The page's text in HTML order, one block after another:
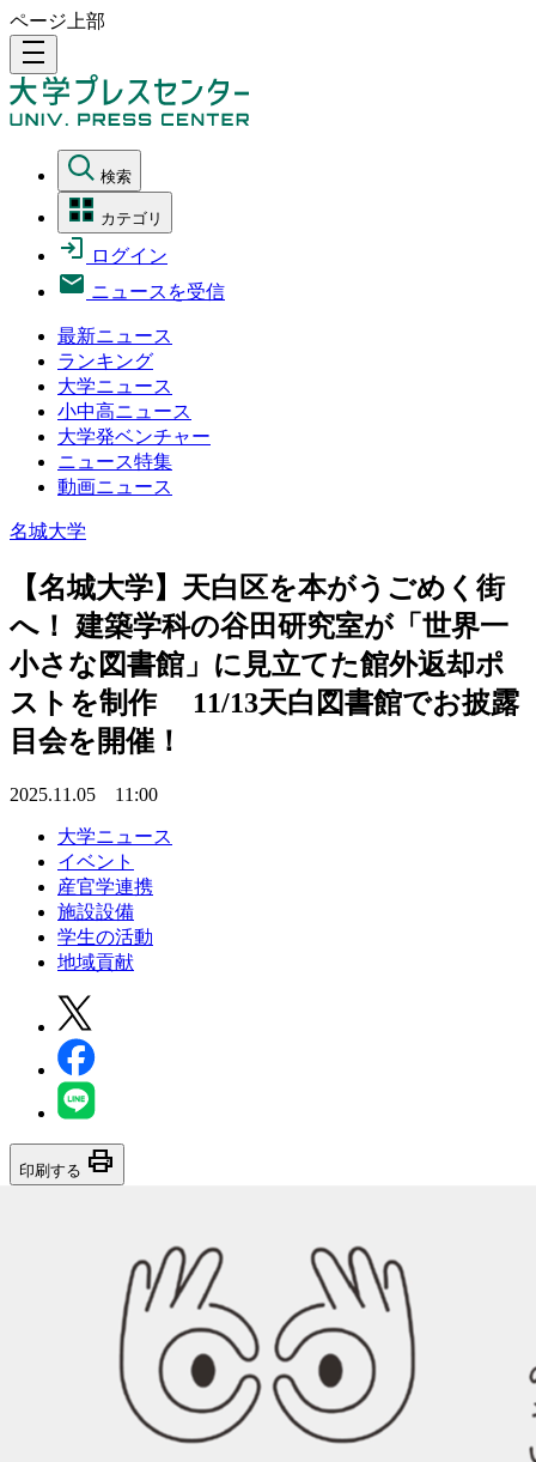
ページ上部
density_medium
検索
カテゴリ
ログイン
ニュースを受信
最新ニュース
ランキング
大学ニュース
小中高ニュース
大学発ベンチャー
ニュース特集
動画ニュース
名城大学
【名城大学】天白区を本がうごめく街
へ！ 建築学科の谷田研究室が「世界一
小さな図書館」に見立てた館外返却ポ
ストを制作 11/13天白図書館でお披露
目会を開催！
2025.11.05 11:00
大学ニュース
イベント
産官学連携
施設設備
学生の活動
地域貢献
印刷する print